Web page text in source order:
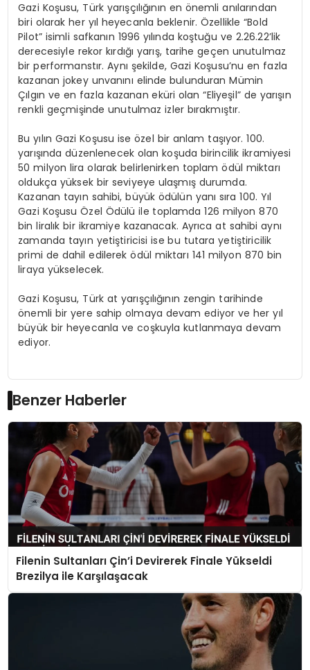
Gazi Koşusu, Türk yarışçılığının en önemli anılarından
biri olarak her yıl heyecanla beklenir. Özellikle “Bold
Pilot” isimli safkanın 1996 yılında koştuğu ve 2.26.22’lik
derecesiyle rekor kırdığı yarış, tarihe geçen unutulmaz
bir performanstır. Aynı şekilde, Gazi Koşusu’nu en fazla
kazanan jokey unvanını elinde bulunduran Mümin
Çılgın ve en fazla kazanan eküri olan “Eliyeşil” de yarışın
renkli geçmişinde unutulmaz izler bırakmıştır.
Bu yılın Gazi Koşusu ise özel bir anlam taşıyor. 100.
yarışında düzenlenecek olan koşuda birincilik ikramiyesi
50 milyon lira olarak belirlenirken toplam ödül miktarı
oldukça yüksek bir seviyeye ulaşmış durumda.
Kazanan tayın sahibi, büyük ödülün yanı sıra 100. Yıl
Gazi Koşusu Özel Ödülü ile toplamda 126 milyon 870
bin liralık bir ikramiye kazanacak. Ayrıca at sahibi aynı
zamanda tayın yetiştiricisi ise bu tutara yetiştiricilik
primi de dahil edilerek ödül miktarı 141 milyon 870 bin
liraya yükselecek.
Gazi Koşusu, Türk at yarışçılığının zengin tarihinde
önemli bir yere sahip olmaya devam ediyor ve her yıl
büyük bir heyecanla ve coşkuyla kutlanmaya devam
ediyor.
Benzer Haberler
Filenin Sultanları Çin’i Devirerek Finale Yükseldi
Brezilya ile Karşılaşacak